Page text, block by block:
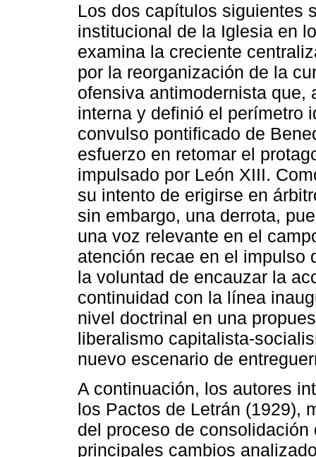
Los dos capítulos siguientes
institucional de la Iglesia en
examina la creciente
por la reorganización de la
ofensiva antimodernista
interna y definió el perímetro
convulso pontificado de
esfuerzo en retomar el
impulsado por León XIII.
su intento de erigirse en
sin embargo, una derrota,
una voz relevante en el
atención recae en el impulso
la voluntad de encauzar la
continuidad con la línea
nivel doctrinal en una
liberalismo capitalista-
nuevo escenario de
A continuación, los autores
los Pactos de Letrán (1929),
del proceso de
principales cambios